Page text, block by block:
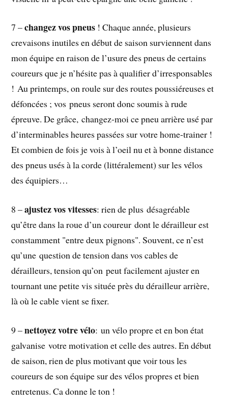
7 –changez vos pneus ! Chaque année, plusieurs
crevaisons inutiles en début de saison surviennent dans
mon équipe en raison de l’usure des pneus de certains
coureurs que je n’hésite pas à qualifier d’irresponsables
! Au printemps, on roule sur des routes poussiéreuses et
défoncées ; vos pneus seront donc soumis à rude
épreuve. De grâce, changez-moi ce pneu arrière usé par
d’interminables heures passées sur votre home-trainer !
Et combien de fois je vois à l’oeil nu et à bonne distance
des pneus usés à la corde (littéralement) sur les vélos
des équipiers…
8 –ajustez vos vitesses: rien de plus désagréable
qu’être dans la roue d’un coureur dont le dérailleur est
constamment "entre deux pignons". Souvent, ce n’est
qu’une question de tension dans vos cables de
dérailleurs, tension qu’on peut facilement ajuster en
tournant une petite vis située près du dérailleur arrière,
là où le cable vient se fixer.
9 –nettoyez votre vélo: un vélo propre et en bon état
galvanise votre motivation et celle des autres. En début
de saison, rien de plus motivant que voir tous les
coureurs de son équipe sur des vélos propres et bien
entretenus. Ca donne le ton !